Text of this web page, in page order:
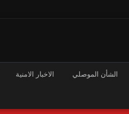
الشأن الموصلي الاخبار الامنية